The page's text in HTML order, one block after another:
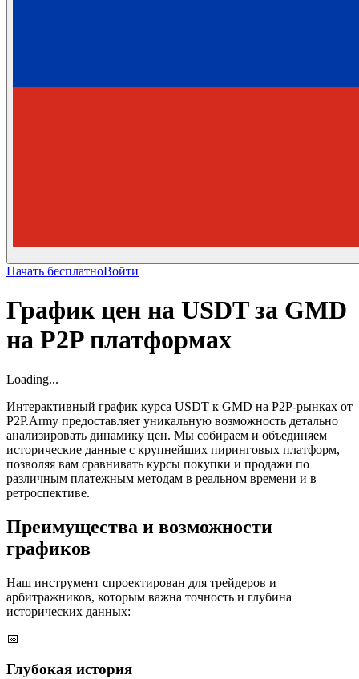
Начать бесплатноВойти
График цен на USDT за GMD
на P2P платформах
Loading...
Интерактивный график курса USDT к GMD на P2P-рынках от
P2P.Army предоставляет уникальную возможность детально
анализировать динамику цен. Мы собираем и объединяем
исторические данные с крупнейших пиринговых платформ,
позволяя вам сравнивать курсы покупки и продажи по
различным платежным методам в реальном времени и в
ретроспективе.
Преимущества и возможности
графиков
Наш инструмент спроектирован для трейдеров и
арбитражников, которым важна точность и глубина
исторических данных:
📅
Глубокая история